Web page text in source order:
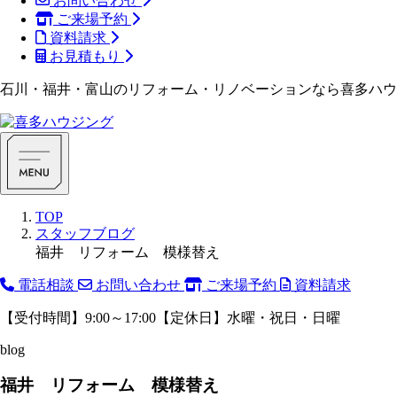
ご来場予約
資料請求
お見積もり
石川・福井・富山のリフォーム・リノベーションなら喜多ハ
TOP
スタッフブログ
福井 リフォーム 模様替え
電話相談 お問い合わせ ご来場予約 資料請求
【受付時間】9:00～17:00【定休日】水曜・祝日・日曜
blog
福井 リフォーム 模様替え